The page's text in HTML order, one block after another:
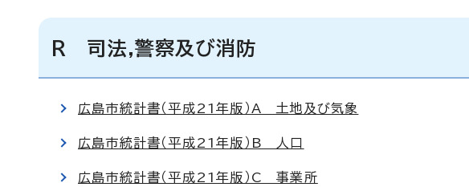
R 司法,警察及び消防
広島市統計書（平成21年版）A 土地及び気象
広島市統計書（平成21年版）B 人口
広島市統計書（平成21年版）C 事業所